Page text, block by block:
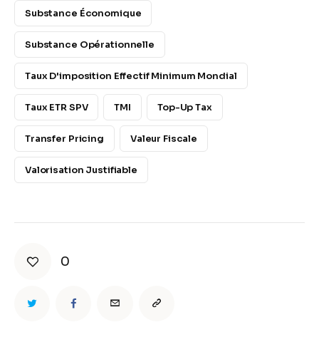
Substance Économique
Substance Opérationnelle
Taux D'imposition Effectif Minimum Mondial
Taux ETR SPV TMI Top-Up Tax
Transfer Pricing Valeur Fiscale
Valorisation Justifiable
0